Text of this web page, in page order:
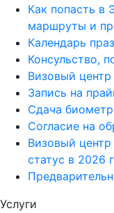
Как попасть в
маршруты и
Календарь
Консульство,
Визовый
Запись на
Сдача
Согласие на
Визовый
статус в 2026
Услуги